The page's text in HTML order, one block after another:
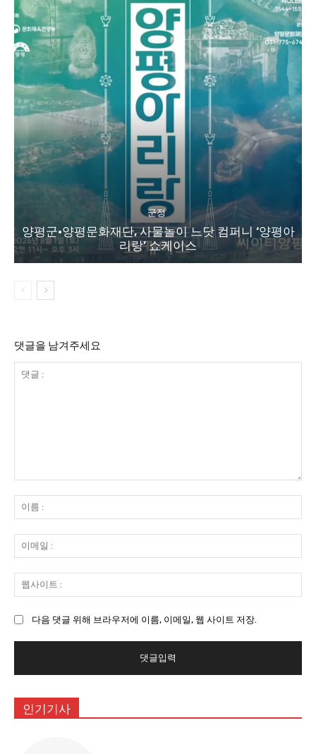
군정
양평군·양평문화재단, 사물놀이 느닷 컴퍼니 ‘양평아
리랑’ 쇼케이스
댓글을 남겨주세요
:
름
:
메
일
사
:
다음 댓글 위해 브라우저에 이름, 이메일, 웹 사이트 저장.
인기기사